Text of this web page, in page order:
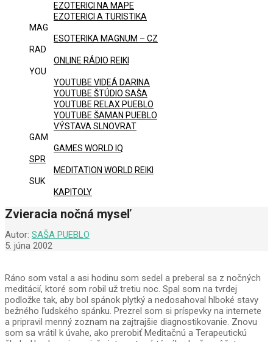
EZOTERICI NA MAPE
EZOTERICI A TURISTIKA
MAG
ESOTERIKA MAGNUM – CZ
RAD
ONLINE RÁDIO REIKI
YOU
YOUTUBE VIDEÁ DARINA
YOUTUBE ŠTÚDIO SAŠA
YOUTUBE RELAX PUEBLO
YOUTUBE ŠAMAN PUEBLO
VÝSTAVA SLNOVRAT
GAM
GAMES WORLD IQ
SPR
MEDITATION WORLD REIKI
SUK
KAPITOLY
Zvieracia nočná myseľ
Autor: SAŠA PUEBLO
5. júna 2002
Ráno som vstal a asi hodinu som sedel a preberal sa z nočných
meditácií, ktoré som robil už tretiu noc. Spal som na tvrdej
podložke tak, aby bol spánok plytký a nedosahoval hlboké stavy
bežného ľudského spánku. Prezrel som si príspevky na internete
a pripravil menný zoznam na zajtrajšie diagnostikovanie. Znovu
som sa vrátil k úvahe, ako prerobiť Meditačnú a Terapeutickú